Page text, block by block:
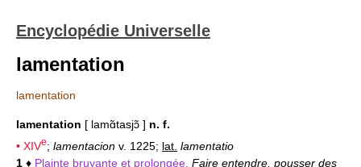
Encyclopédie Universelle
lamentation
lamentation
lamentation [ lamɑ̃tasjɔ̃ ] n. f.
• XIVe; lamentacion v. 1225; lat. lamentatio
1 ♦ Plainte bruyante et prolongée. Faire entendre, pousser des